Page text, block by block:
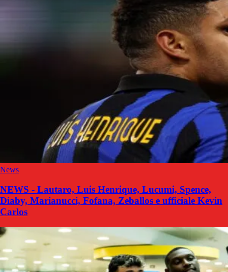
News
NEWS - Lautaro, Luis Henrique, Lucumi, Spence,
Diaby, Marianucci, Fofana, Zeballos e ufficiale Kevin
Carlos